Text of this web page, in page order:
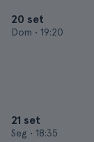
20 set
Dom • 19:20
21 set
Seg • 18:35